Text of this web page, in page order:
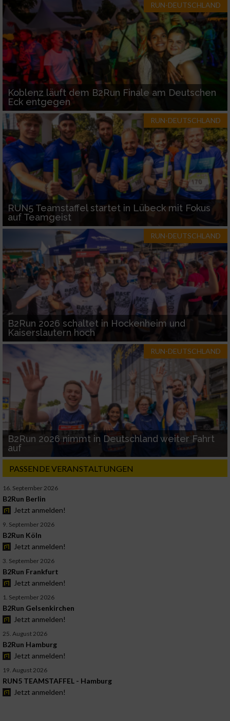
RUN-DEUTSCHLAND
Koblenz läuft dem B2Run Finale am Deutschen
Eck entgegen
RUN-DEUTSCHLAND
RUN5 Teamstaffel startet in Lübeck mit Fokus
auf Teamgeist
RUN-DEUTSCHLAND
B2Run 2026 schaltet in Hockenheim und
Kaiserslautern hoch
RUN-DEUTSCHLAND
B2Run 2026 nimmt in Deutschland weiter Fahrt
auf
PASSENDE VERANSTALTUNGEN
16. September 2026
B2Run Berlin
Jetzt anmelden!
9. September 2026
B2Run Köln
Jetzt anmelden!
3. September 2026
B2Run Frankfurt
Jetzt anmelden!
1. September 2026
B2Run Gelsenkirchen
Jetzt anmelden!
25. August 2026
B2Run Hamburg
Jetzt anmelden!
19. August 2026
RUN5 TEAMSTAFFEL - Hamburg
Jetzt anmelden!